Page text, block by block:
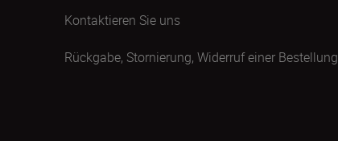
Kontaktieren Sie uns
Rückgabe, Stornierung, Widerruf einer Bestellung